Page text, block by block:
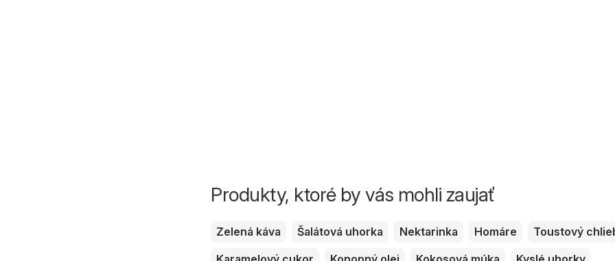
Produkty, ktoré by vás mohli zaujať
Zelená káva Šalátová uhorka Nektarinka Homáre
Toustový